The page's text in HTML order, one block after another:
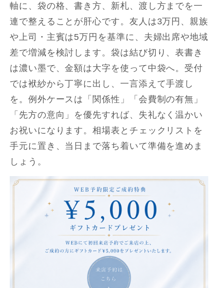
軸に、袋の格、書き方、新札、渡し方までを一
連で整えることが肝心です。友人は3万円、親族
や上司・主賓は5万円を基準に、夫婦出席や地域
差で増減を検討します。袋は結び切り、表書き
は濃い墨で、金額は大字を使って中袋へ。受付
では袱紗から丁寧に出し、一言添えて手渡し
を。例外ケースは「関係性」「会費制の有無」
「先方の意向」を優先すれば、失礼なく温かい
お祝いになります。相場表とチェックリストを
手元に置き、当日まで落ち着いて準備を進めま
しょう。